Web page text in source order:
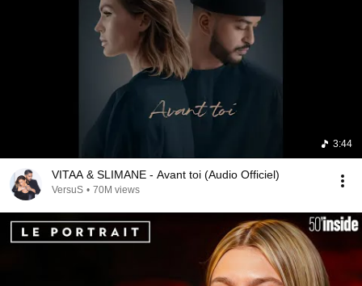
3:44
VITAA & SLIMANE - Avant toi (Audio Officiel)
VersuS • 70M views